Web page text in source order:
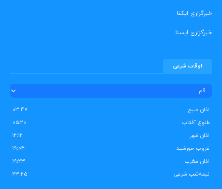
خبرگزاری ایکنا
خبرگزاری ایسنا
اوقات شرعی
اذان صبح
۰۳:۴۷
طلوع آفتاب
۰۵:۲۰
اذان ظهر
۱۲:۱۲
غروب خورشید
۱۹:۰۴
اذان مغرب
۱۹:۲۳
نیمه‌شب شرعی
۲۳:۲۵